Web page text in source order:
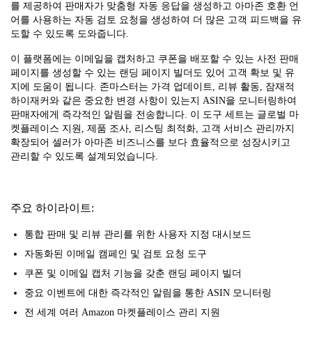
를 제공하여 판매자가 맞춤형 자동 응답을 생성하고 아마존 호환 언
어를 사용하는 자동 검토 요청을 생성하여 더 많은 고객 피드백을 유
도할 수 있도록 도와줍니다.
이 플랫폼에는 이메일을 캡처하고 쿠폰을 배포할 수 있는 사전 판매
페이지를 생성할 수 있는 랜딩 페이지 빌더도 있어 고객 확보 및 유
지에 도움이 됩니다. 존마스터는 가격 업데이트, 리뷰 활동, 잠재적
하이재커와 같은 중요한 변경 사항이 있는지 ASIN을 모니터링하여
판매자에게 즉각적인 알림을 전송합니다. 이 도구 세트는 글로벌 마
켓플레이스 지원, 제품 조사, 리스팅 최적화, 고객 서비스 관리까지
확장되어 셀러가 아마존 비즈니스를 보다 효율적으로 성장시키고
관리할 수 있도록 설계되었습니다.
주요 하이라이트:
통합 판매 및 리뷰 관리를 위한 사용자 지정 대시보드
자동화된 이메일 캠페인 및 검토 요청 도구
쿠폰 및 이메일 캡처 기능을 갖춘 랜딩 페이지 빌더
중요 이벤트에 대한 즉각적인 알림을 통한 ASIN 모니터링
전 세계 여러 Amazon 마켓플레이스 관리 지원